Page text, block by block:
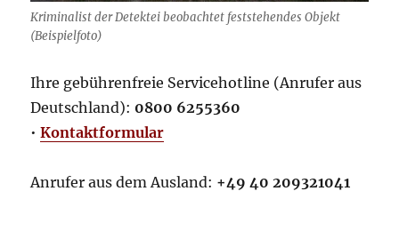
Kriminalist der Detektei beobachtet feststehendes Objekt
(Beispielfoto)
Ihre gebührenfreie Servicehotline (Anrufer aus
Deutschland): 0800 6255360
•Kontaktformular
Anrufer aus dem Ausland: +49 40 209321041